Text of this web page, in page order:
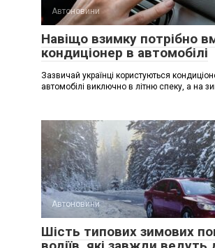
Автоновини
Навіщо взимку потрібно
кондиціонер в автомобілі
Зазвичай українці користуються
автомобілі виключно в літню спеку, а на
Автоновини
Шість типових зимових